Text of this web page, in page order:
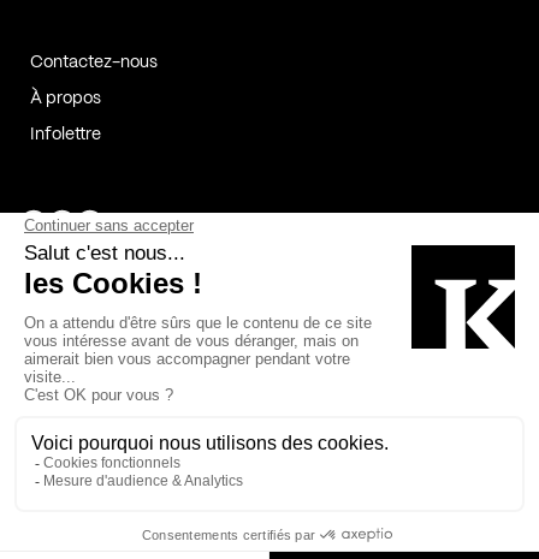
Contactez-nous
À propos
Infolettre
Page Facebook de Kollectif
Page Instagram de Kollectif
Page Linkedin de Kollectif
Bâtiment-Durable-Québec-1
Esquisses-1
MP-1 v2com-1
Cookies